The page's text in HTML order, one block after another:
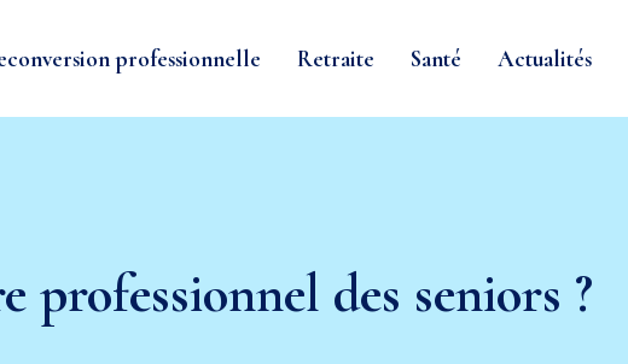
professionnelle Retraite Santé Actualités
des seniors ?